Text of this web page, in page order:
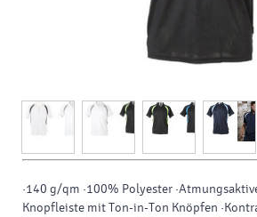
·140 g/qm ·100% Polyester
Knopfleiste mit Ton-in-Ton Knöpfen